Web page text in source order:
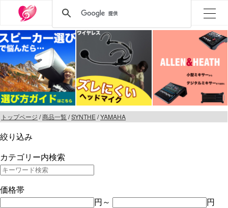
トップページ /商品一覧/SYNTHE /YAMAHA
絞り込み
カテゴリー内検索
価格帯
円～
円